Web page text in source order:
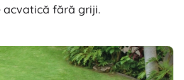
fără griji.